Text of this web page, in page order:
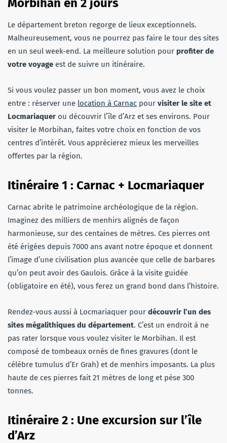
Morbihan en 2 jours
Le département breton regorge de lieux exceptionnels.
Malheureusement, vous ne pourrez pas faire le tour des sites
en un seul week-end. La meilleure solution pour profiter de
votre voyage est de suivre un itinéraire.
Si vous voulez passer un bon moment, vous avez le choix
entre : réserver une location à Carnac pour visiter le site et
Locmariaquer ou découvrir l’île d’Arz et ses environs. Pour
visiter le Morbihan, faites votre choix en fonction de vos
centres d’intérêt. Vous apprécierez mieux les merveilles
offertes par la région.
Itinéraire 1 : Carnac + Locmariaquer
Carnac abrite le patrimoine archéologique de la région.
Imaginez des milliers de menhirs alignés de façon
harmonieuse, sur des centaines de mètres. Ces pierres ont
été érigées depuis 7000 ans avant notre époque et donnent
l’image d’une civilisation plus avancée que celle de barbares
qu’on peut avoir des Gaulois. Grâce à la visite guidée
(obligatoire en été), vous ferez un grand bond dans l’histoire.
Rendez-vous aussi à Locmariaquer pour découvrir l’un des
sites mégalithiques du département. C’est un endroit à ne
pas rater lorsque vous voulez visiter le Morbihan. Il est
composé de tombeaux ornés de fines gravures (dont le
célèbre tumulus d’Er Grah) et de menhirs imposants. La plus
haute de ces pierres fait 21 mètres de long et pèse 300
tonnes.
Itinéraire 2 : Une excursion sur l’île
d’Arz